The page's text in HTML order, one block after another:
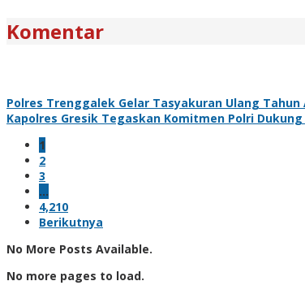
Komentar
Polres Trenggalek Gelar Tasyakuran Ulang
Kapolres Gresik Tegaskan Komitmen Polri
1
2
3
…
4,210
Berikutnya
No More Posts Available.
No more pages to load.